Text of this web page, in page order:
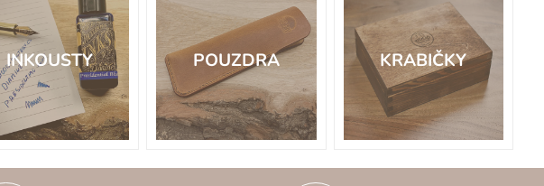
INKOUSTY POUZDRA KRABIČKY